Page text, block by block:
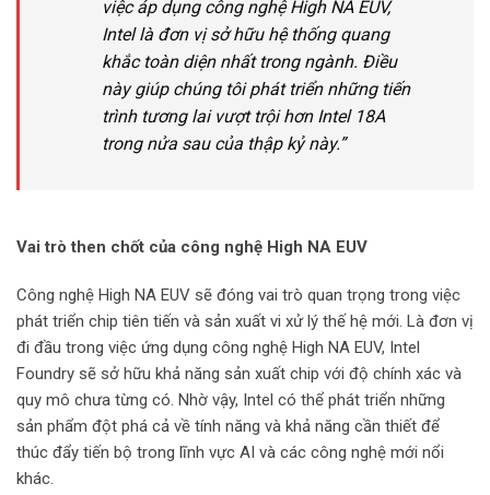
việc áp dụng công nghệ High NA EUV,
Intel là đơn vị sở hữu hệ thống quang
khắc toàn diện nhất trong ngành. Điều
này giúp chúng tôi phát triển những tiến
trình tương lai vượt trội hơn Intel 18A
trong nửa sau của thập kỷnày.”
Vai trò then chốt của công nghệ High NA EUV
Công nghệ High NA EUV sẽ đóng vai trò quan trọng trong việc
phát triển chip tiên tiến và sản xuất vi xử lý thế hệ mới. Là đơn vị
đi đầu trong việc ứng dụng công nghệ High NA EUV, Intel
Foundry sẽ sở hữu khả năng sản xuất chip với độ chính xác và
quy mô chưa từng có. Nhờ vậy, Intel có thể phát triển những
sản phẩm đột phá cả về tính năng và khả năng cần thiết để
thúc đẩy tiến bộ trong lĩnh vực AI và các công nghệ mới nổi
khác.